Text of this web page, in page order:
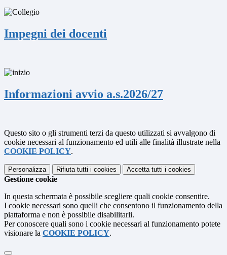
Impegni dei docenti
Informazioni avvio a.s.2026/27
Questo sito o gli strumenti terzi da questo utilizzati si avvalgono di
cookie necessari al funzionamento ed utili alle finalità illustrate nella
COOKIE POLICY.
Personalizza Rifiuta tutti i cookies Accetta tutti i cookies
Gestione cookie
In questa schermata è possibile scegliere quali cookie consentire.
I cookie necessari sono quelli che consentono il funzionamento della
piattaforma e non è possibile disabilitarli.
Per conoscere quali sono i cookie necessari al funzionamento potete
visionare la COOKIE POLICY.